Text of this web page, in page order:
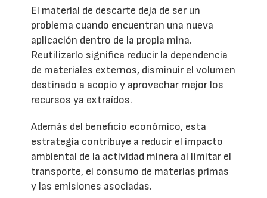
El material de descarte deja de ser un
problema cuando encuentran una nueva
aplicación dentro de la propia mina.
Reutilizarlo significa reducir la dependencia
de materiales externos, disminuir el volumen
destinado a acopio y aprovechar mejor los
recursos ya extraídos.
Además del beneficio económico, esta
estrategia contribuye a reducir el impacto
ambiental de la actividad minera al limitar el
transporte, el consumo de materias primas
y las emisiones asociadas.